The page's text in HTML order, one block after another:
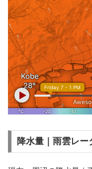
降水量｜雨雲レー